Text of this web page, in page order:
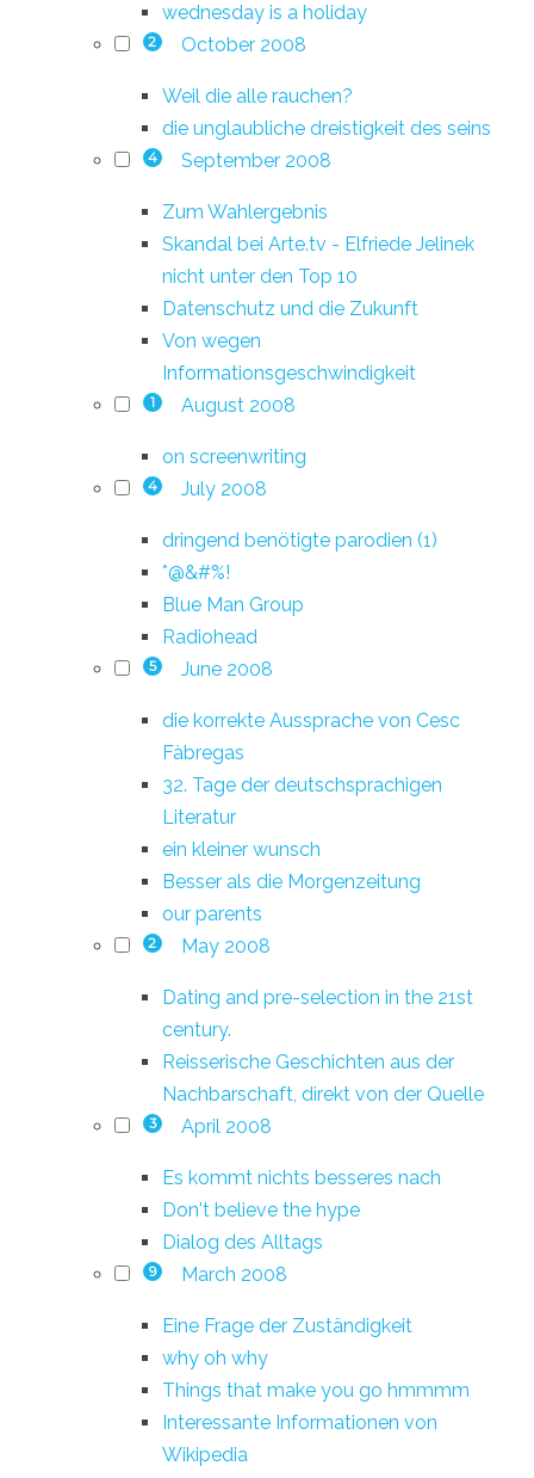
wednesday is a holiday
2 October 2008
Weil die alle rauchen?
die unglaubliche dreistigkeit des seins
4 September 2008
Zum Wahlergebnis
Skandal bei Arte.tv - Elfriede Jelinek
nicht unter den Top 10
Datenschutz und die Zukunft
Von wegen
Informationsgeschwindigkeit
1 August 2008
on screenwriting
4 July 2008
dringend benötigte parodien (1)
*@&#%!
Blue Man Group
Radiohead
5 June 2008
die korrekte Aussprache von Cesc
Fàbregas
32. Tage der deutschsprachigen
Literatur
ein kleiner wunsch
Besser als die Morgenzeitung
our parents
2 May 2008
Dating and pre-selection in the 21st
century.
Reisserische Geschichten aus der
Nachbarschaft, direkt von der Quelle
3 April 2008
Es kommt nichts besseres nach
Don't believe the hype
Dialog des Alltags
9 March 2008
Eine Frage der Zuständigkeit
why oh why
Things that make you go hmmmm
Interessante Informationen von
Wikipedia